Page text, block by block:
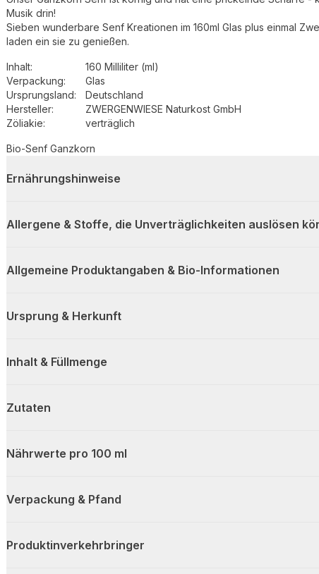
Musik drin!
Sieben wunderbare Senf Kreationen im 160ml Glas plus einmal
laden ein sie zu genießen.
Inhalt:
160 Milliliter (ml)
Verpackung:
Glas
Ursprungsland:
Deutschland
Hersteller:
ZWERGENWIESE Naturkost GmbH
Zöliakie:
verträglich
Bio-Senf Ganzkorn
Ernährungshinweise
Allergene & Stoffe, die Unverträglichkeiten auslösen
Allgemeine Produktangaben & Bio-Informationen
Ursprung & Herkunft
Inhalt & Füllmenge
Zutaten
Nährwerte pro 100 ml
Verpackung & Pfand
Produktinverkehrbringer